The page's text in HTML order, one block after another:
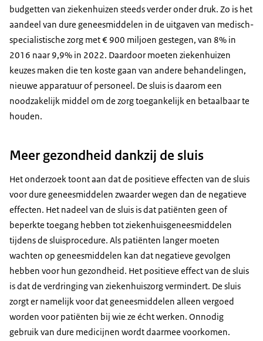
budgetten van ziekenhuizen steeds verder onder druk. Zo is het
aandeel van dure geneesmiddelen in de uitgaven van medisch-
specialistische zorg met € 900 miljoen gestegen, van 8% in
2016 naar 9,9% in 2022. Daardoor moeten ziekenhuizen
keuzes maken die ten koste gaan van andere behandelingen,
nieuwe apparatuur of personeel. De sluis is daarom een
noodzakelijk middel om de zorg toegankelijk en betaalbaar te
houden.
Meer gezondheid dankzij de sluis
Het onderzoek toont aan dat de positieve effecten van de sluis
voor dure geneesmiddelen zwaarder wegen dan de negatieve
effecten. Het nadeel van de sluis is dat patiënten geen of
beperkte toegang hebben tot ziekenhuisgeneesmiddelen
tijdens de sluisprocedure. Als patiënten langer moeten
wachten op geneesmiddelen kan dat negatieve gevolgen
hebben voor hun gezondheid. Het positieve effect van de sluis
is dat de verdringing van ziekenhuiszorg vermindert. De sluis
zorgt er namelijk voor dat geneesmiddelen alleen vergoed
worden voor patiënten bij wie ze écht werken. Onnodig
gebruik van dure medicijnen wordt daarmee voorkomen.